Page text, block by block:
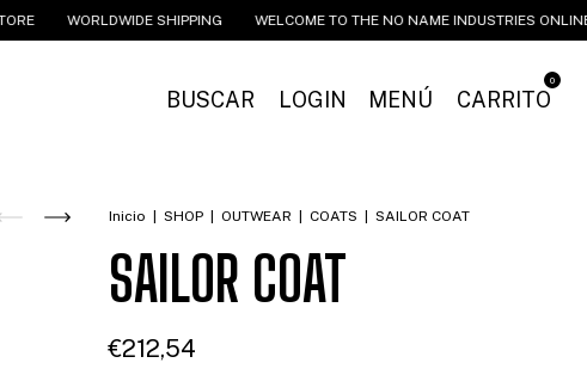
WORLDWIDE SHIPPING WELCOME TO THE NO NAME INDUSTRIES ONLINE STORE
MENÚ
BUSCAR LOGIN CARRITO
0
Inicio SHOP OUTWEAR COATS SAILOR COAT
SAILOR COAT
€212,54